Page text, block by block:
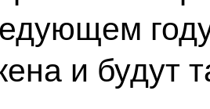
и будут